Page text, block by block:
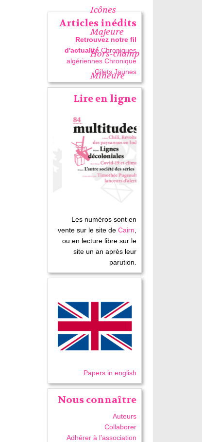
Icônes
Majeure
Hors-champ
Mineure
Articles inédits
Retrouvez notre fil
d'actualité Chroniques
algériennes Chronique
Gilets Jaunes
Lire en ligne
Les numéros sont en
vente sur le site deCairn,
ou en lecture libre sur le
site un an après leur
parution.
Papers in english
Nous connaître
Auteurs
Collaborer
Adhérer à l’association